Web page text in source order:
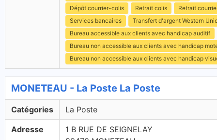
Dépôt courrier-colis
Retrait colis
Retrait
Services bancaires
Transfert d'argent Western
Bureau accessible aux clients avec handicap auditif
Bureau non accessible aux clients avec handicap
Bureau non accessible aux clients avec handicap
MONETEAU - La Poste La Poste
Catégories La Poste
Adresse
1 B RUE DE SEIGNELAY